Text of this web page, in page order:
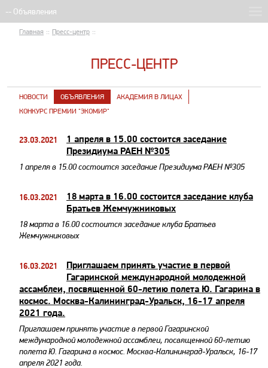
Главная :: Пресс-центр ::
ПРЕСС-ЦЕНТР
НОВОСТИ ОБЪЯВЛЕНИЯ
АКАДЕМИЯ В ЛИЦАХ
КОНКУРС ПРЕМИИ "ЭКОМИР"
23.03.2021
1 апреля в 15.00 состоится заседание
Президиума РАЕН №305
1 апреля в 15.00 состоится заседание Президиума РАЕН №305
16.03.2021
18 марта в 16.00 состоится заседание клуба
Братьев Жемчужниковых
18 марта в 16.00 состоится заседание клуба Братьев
Жемчужниковых
16.03.2021
​Приглашаем принять участие в первой
Гагаринской международной молодежной
ассамблеи, посвященной 60-летию полета Ю. Гагарина в
космос. Москва-Калининград-Уральск, 16-17 апреля
2021 года.
​Приглашаем принять участие в первой Гагаринской
международной молодежной ассамблеи, посвященной 60-летию
полета Ю. Гагарина в космос. Москва-Калининград-Уральск, 16-17
апреля 2021 года.